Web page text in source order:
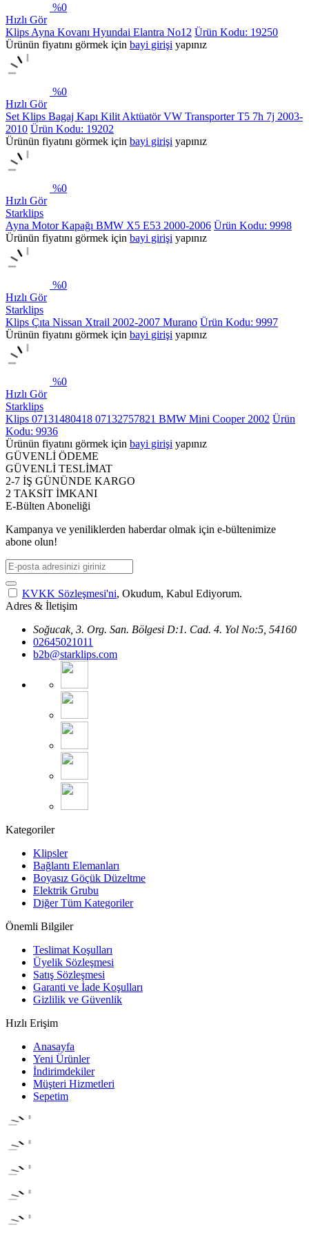
%0
Hızlı Gör
Klips Ayna Kovanı Hyundai Elantra No12 Ürün Kodu: 19250
Ürünün fiyatını görmek için bayi girişi yapınız
%0
Hızlı Gör
Set Klips Bagaj Kapı Kilit Aktüatör VW Transporter T5 7h 7j 2003-
2010 Ürün Kodu: 19202
Ürünün fiyatını görmek için bayi girişi yapınız
%0
Hızlı Gör
Starklips
Ayna Motor Kapağı BMW X5 E53 2000-2006 Ürün Kodu: 9998
Ürünün fiyatını görmek için bayi girişi yapınız
%0
Hızlı Gör
Starklips
Klips Çıta Nissan Xtrail 2002-2007 Murano Ürün Kodu: 9997
Ürünün fiyatını görmek için bayi girişi yapınız
%0
Hızlı Gör
Starklips
Klips 07131480418 07132757821 BMW Mini Cooper 2002 Ürün
Kodu: 9936
Ürünün fiyatını görmek için bayi girişi yapınız
GÜVENLİ ÖDEME
GÜVENLİ TESLİMAT
2-7 İŞ GÜNÜNDE KARGO
2 TAKSİT İMKANI
E-Bülten Aboneliği
Kampanya ve yeniliklerden haberdar olmak için e-bültenimize
abone olun!
KVKK Sözleşmesi'ni, Okudum, Kabul Ediyorum.
Adres & İletişim
Soğucak, 3. Org. San. Bölgesi D:1. Cad. 4. Yol No:5, 54160
02645021011
b2b@starklips.com
Kategoriler
Klipsler
Bağlantı Elemanları
Boyasız Göçük Düzeltme
Elektrik Grubu
Diğer Tüm Kategoriler
Önemli Bilgiler
Teslimat Koşulları
Üyelik Sözleşmesi
Satış Sözleşmesi
Garanti ve İade Koşulları
Gizlilik ve Güvenlik
Hızlı Erişim
Anasayfa
Yeni Ürünler
İndirimdekiler
Müşteri Hizmetleri
Sepetim